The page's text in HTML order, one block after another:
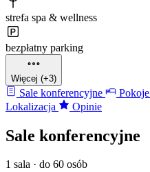
strefa spa & wellness
bezpłatny parking
Więcej (+3)
Sale konferencyjne Pokoje
Lokalizacja
Opinie
Sale konferencyjne
1 sala · do 60 osób